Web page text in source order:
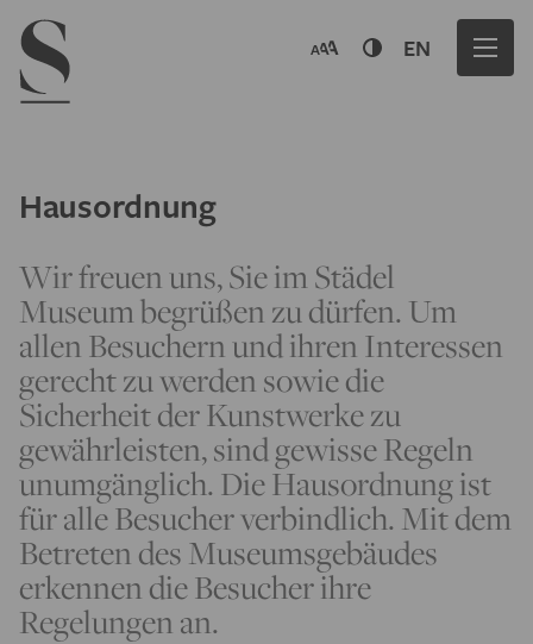
Navigation menu
EN
Hausordnung
Wir freuen uns, Sie im Städel
Museum begrüßen zu dürfen. Um
allen Besuchern und ihren Interessen
gerecht zu werden sowie die
Sicherheit der Kunstwerke zu
gewährleisten, sind gewisse Regeln
unumgänglich. Die Hausordnung ist
für alle Besucher verbindlich. Mit dem
Betreten des Museumsgebäudes
erkennen die Besucher ihre
Regelungen an.